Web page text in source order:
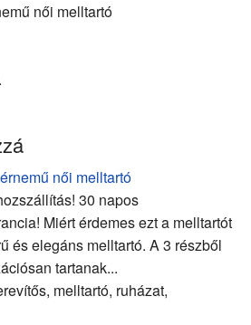
női melltartó
női melltartó
30 napos
Miért érdemes ezt a melltartót
és elegáns melltartó. A 3 részből
tartanak...
melltartó, ruházat,